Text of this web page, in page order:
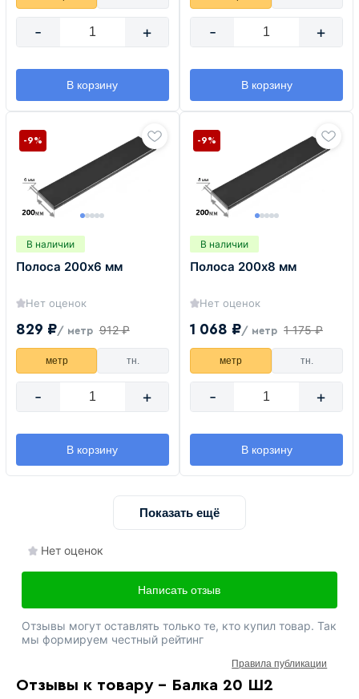
- +
В корзину
- +
В корзину
В наличии
Полоса 200х6 мм
Нет оценок
829 ₽/ метр 912 ₽
-9%
метр тн.
- +
В корзину
В наличии
Полоса 200х8 мм
Нет оценок
1 068 ₽/ метр 1 175 ₽
-9%
метр тн.
- +
В корзину
Показать ещё
Отзывы к товару - Балка 20 Ш2
Нет оценок
Написать отзыв
Отзывы могут оставлять только те, кто купил товар. Так
мы формируем честный рейтинг
Правила публикации